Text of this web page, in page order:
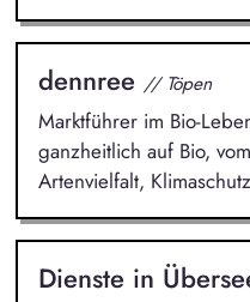
dennree // Töpen
Marktführer im Bio-
ganzheitlich auf Bio,
Artenvielfalt,
Dienste in